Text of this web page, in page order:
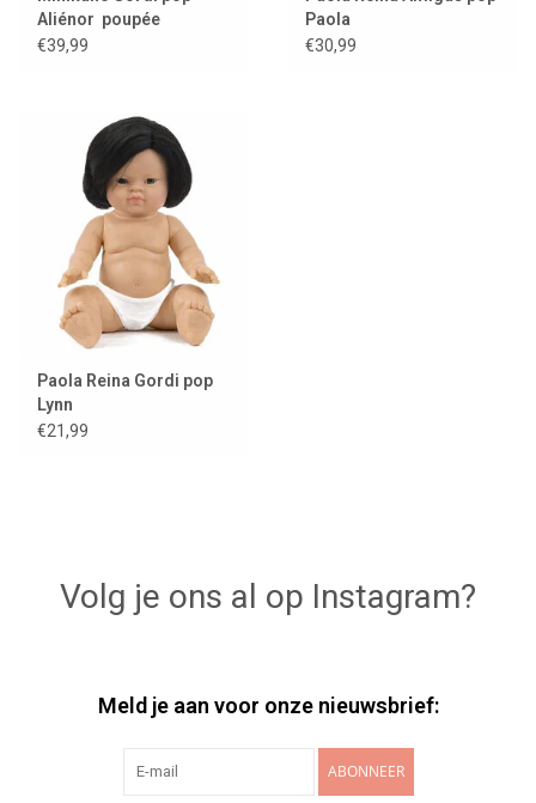
Aliénor poupée
exclusive Minikane
€39,99
Paola
€30,99
Paola Reina Gordi pop
Lynn
€21,99
Volg je ons al op Instagram?
Meld je aan voor onze nieuwsbrief:
ABONNEER